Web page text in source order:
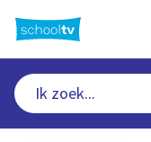
naar
hoofdinhoud